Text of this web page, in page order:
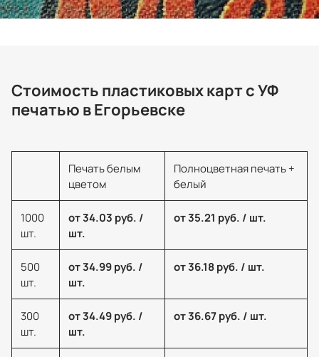
Стоимость пластиковых карт с УФ
печатью в Егорьевске
Печать белым
цветом
Полноцветная печать +
белый
1000
шт.
от 34.03 руб. /
шт.
от 35.21 руб. / шт.
500
шт.
от 34.99 руб. /
шт.
от 36.18 руб. / шт.
300
шт.
от 34.49 руб. /
шт.
от 36.67 руб. / шт.